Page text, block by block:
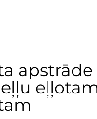
apstrāde
eļļotam